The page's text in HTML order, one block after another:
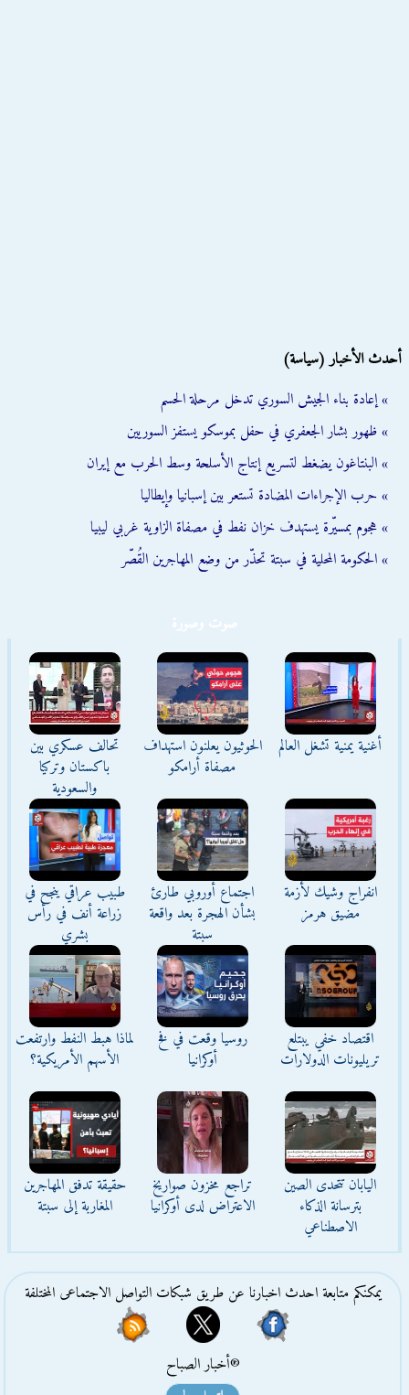
أحدث الأخبار (سياسة)
» إعادة بناء الجيش السوري تدخل مرحلة الحسم
» ظهور بشار الجعفري في حفل بموسكو يستفز السوريين
» البنتاغون يضغط لتسريع إنتاج الأسلحة وسط الحرب مع إيران
» حرب الإجراءات المضادة تستعر بين إسبانيا وإيطاليا
» هجوم بمسيّرة يستهدف خزان نفط في مصفاة الزاوية غربي ليبيا
» الحكومة المحلية في سبتة تحذّر من وضع المهاجرين القُصّر
أغنية يمنية تشغل العالم
الحوثيون يعلنون استهداف
مصفاة أرامكو
تحالف عسكري بين
باكستان وتركيا
والسعودية
انفراج وشيك لأزمة
مضيق هرمز
اجتماع أوروبي طارئ
بشأن الهجرة بعد واقعة
سبتة
طبيب عراقي ينجح في
زراعة أنف في رأس
بشري
اقتصاد خفي يبتلع
تريليونات الدولارات
روسيا وقعت في فخ
أوكرانيا
لماذا هبط النفط وارتفعت
الأسهم الأمريكية؟
اليابان تتحدى الصين
بترسانة الذكاء
الاصطناعي
تراجع مخزون صواريخ
الاعتراض لدى أوكرانيا
حقيقة تدفق المهاجرين
المغاربة إلى سبتة
يمكنكم متابعة احدث اخبارنا عن طريق شبكات التواصل الاجتماعى المختلفة
®أخبار الصباح